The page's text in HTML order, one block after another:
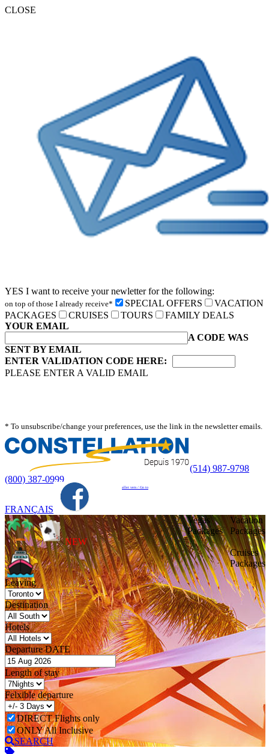
CLOSE
YES I want to receive your newletter for the following:
on top of those I already receive* SPECIAL OFFERS
VACATION
PACKAGES
CRUISES TOURS
FAMILY DEALS
YOUR EMAIL
A CODE WAS
SENT BY EMAIL
ENTER VALIDATION CODE HERE:
PLEASE ENTER A VALID EMAIL
* To unsubscribe/change your preferences, use the link in the newsletter emails.
(514) 987-9798
(800) 387-0999
aller vers / Go to
FRANÇAIS
Vacation
Packages
Vegas
Packages
NEW
Cruises
Packages
Leaving
Destination
Hotels
Departure DATE
Length of stay
Felxible departure
DIRECT Flights only
ONLY All Inclusive
SEARCH